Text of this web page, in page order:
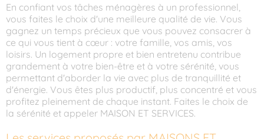
En confiant vos tâches ménagères à un professionnel,
vous faites le choix d'une meilleure qualité de vie. Vous
gagnez un temps précieux que vous pouvez consacrer à
ce qui vous tient à cœur : votre famille, vos amis, vos
loisirs. Un logement propre et bien entretenu contribue
grandement à votre bien-être et à votre sérénité, vous
permettant d'aborder la vie avec plus de tranquillité et
d'énergie. Vous êtes plus productif, plus concentré et vous
profitez pleinement de chaque instant. Faites le choix de
la sérénité et appeler MAISON ET SERVICES.